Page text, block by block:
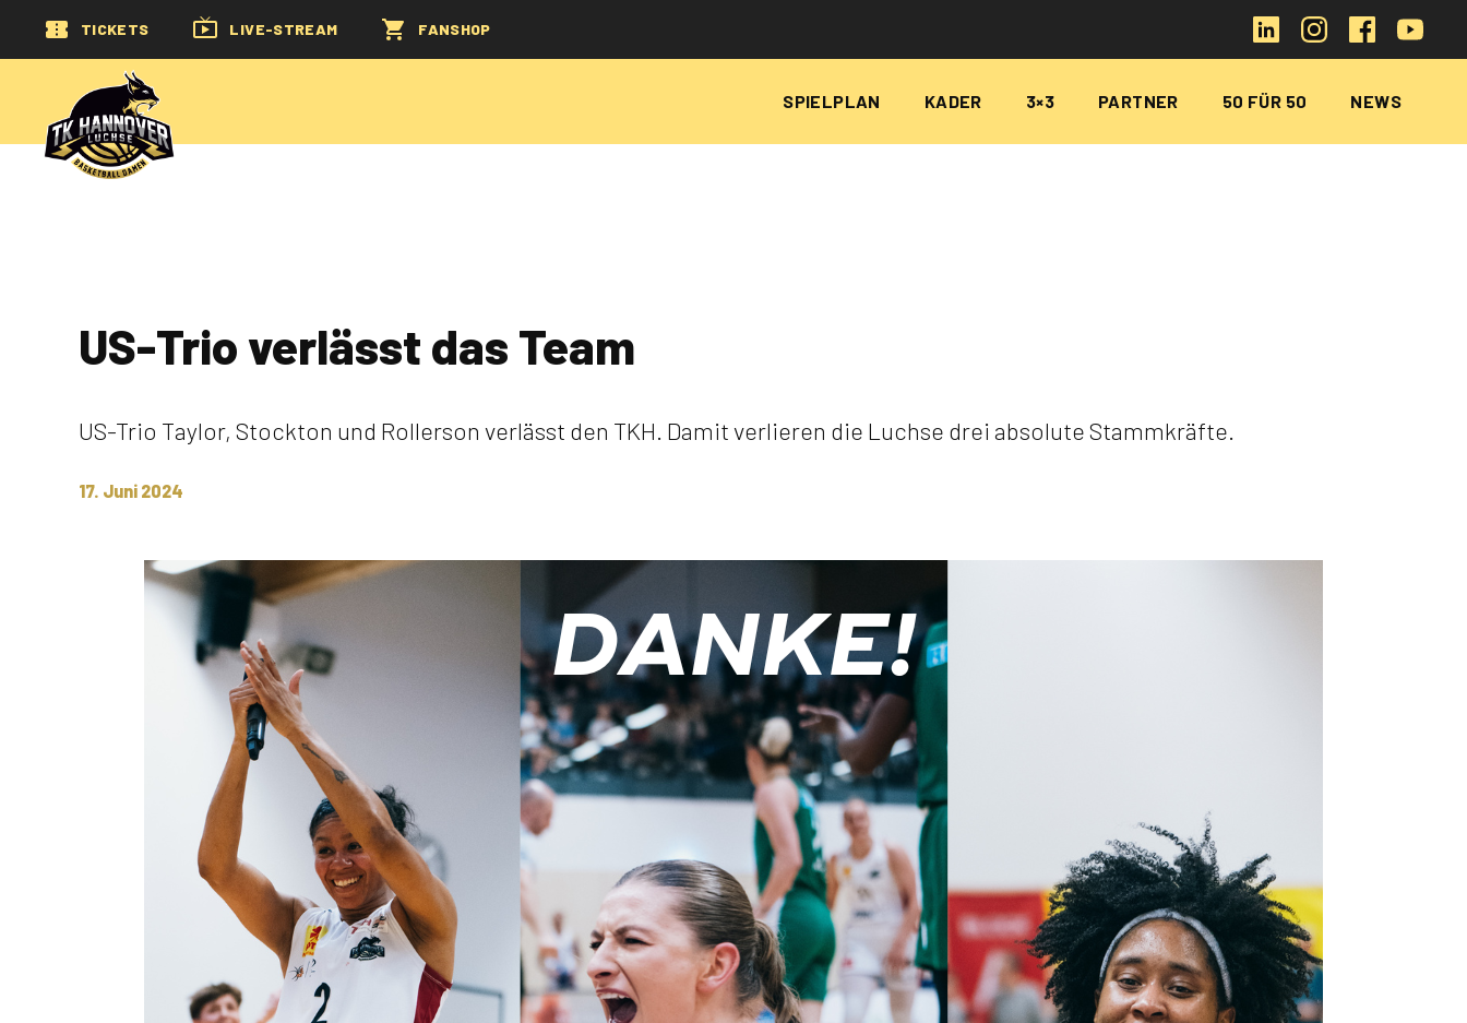
TICKETS LIVE-STREAM FANSHOP
SPIELPLAN KADER 3×3 PARTNER 50 FÜR 50 NEWS
US-Trio verlässt das Team
US-Trio Taylor, Stockton und Rollerson verlässt den TKH. Damit verlieren die Luchse drei absolute Stammkräfte.
17. Juni 2024